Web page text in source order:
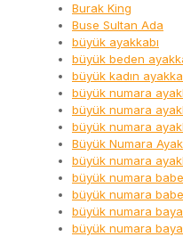
Burak King
Buse Sultan Ada
büyük ayakkabı
büyük beden
büyük kadın
büyük numara
büyük numara
büyük numara
Büyük Numara
büyük numara
büyük numara
büyük numara
büyük numara
büyük numara